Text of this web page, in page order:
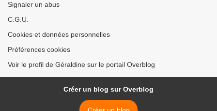
Signaler un abus
C.G.U.
Cookies et données personnelles
Préférences cookies
Voir le profil de Géraldine sur le portail Overblog
Créer un blog sur Overblog